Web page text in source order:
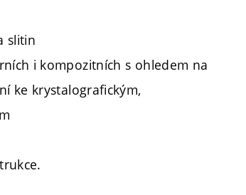
slitin
i kompozitních s ohledem na
ke krystalografickým,